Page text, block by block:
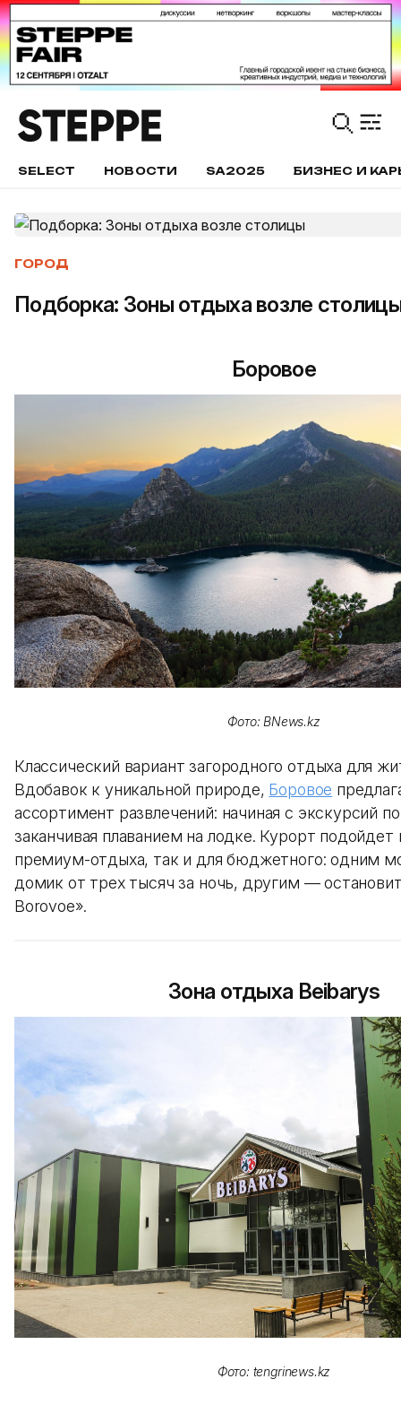
SELECT НОВОСТИ SA2025 БИЗНЕС И
ГОРОД
Подборка: Зоны отдыха возле
Боровое
Фото: BNews.kz
Классический вариант загородного отдыха для
Вдобавок к уникальной природе, Боровое
ассортимент развлечений: начиная с экскурсий
заканчивая плаванием на лодке. Курорт подойдет
премиум-отдыха, так и для бюджетного: одним
домик от трех тысяч за ночь, другим —
Borovoe».
Зона отдыха Beibarys
Фото: tengrinews.kz